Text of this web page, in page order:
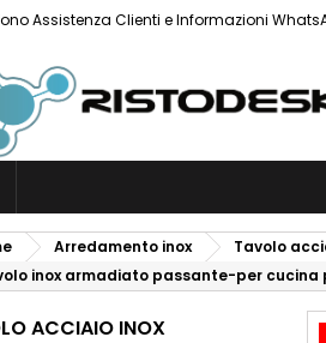
Assistenza Clienti e Informazioni
Arredamento inox
Tavolo
inox armadiato passante-per
ACCIAIO INOX